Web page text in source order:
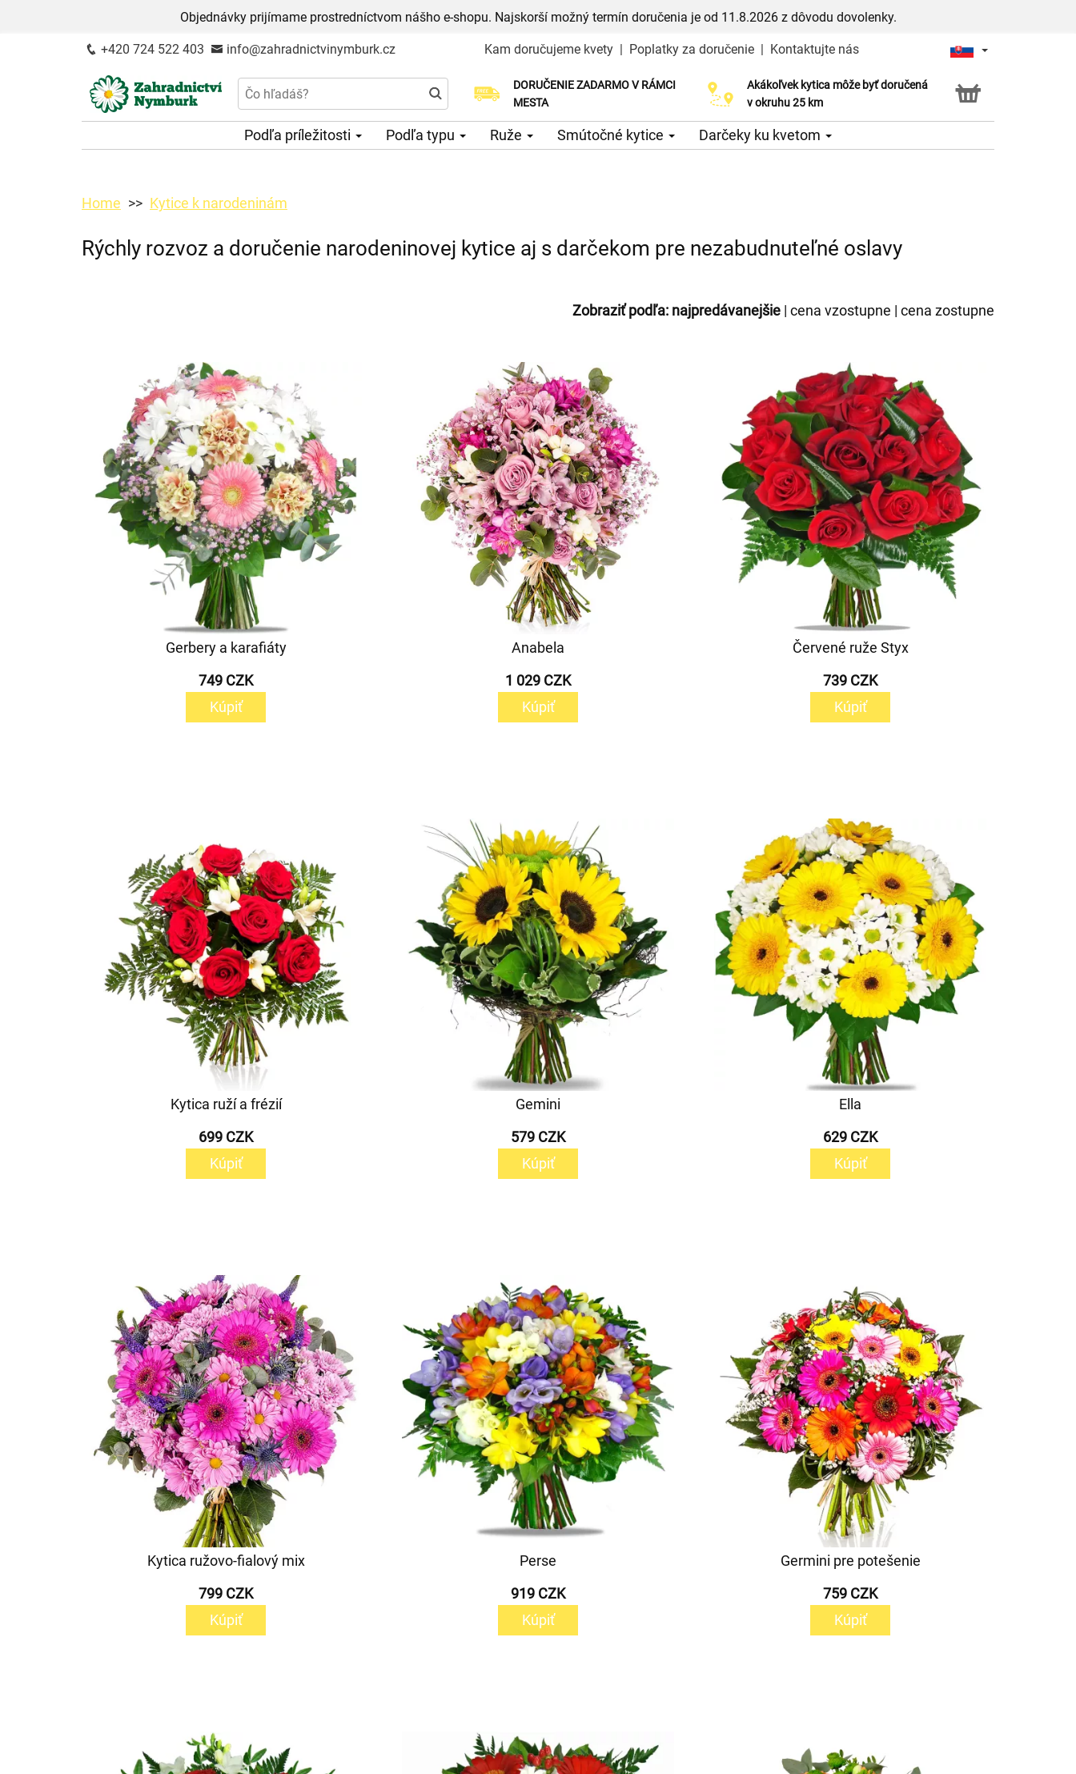
Objednávky prijímame prostredníctvom nášho e-shopu. Najskorší možný termín doručenia je od 11.8.2026 z dôvodu dovolenky.
+420 724 522 403 info@zahradnictvinymburk.cz Kam doručujeme kvety | Poplatky za doručenie | Kontaktujte nás
DORUČENIE ZADARMO V RÁMCI
MESTA
Akákoľvek kytica môže byť doručená
v okruhu 25 km
Služba Click & Collect
Podľa príležitosti Podľa typu Ruže Smútočné kytice Darčeky ku kvetom
Home Kytice k narodeninám
Rýchly rozvoz a doručenie narodeninovej kytice aj s darčekom pre nezabudnuteľné oslavy
Zobraziť podľa: najpredávanejšie | cena vzostupne | cena zostupne
Gerbery a karafiáty
749 CZK
Kúpiť
Anabela
1 029 CZK
Kúpiť
Červené ruže Styx
739 CZK
Kúpiť
Kytica ruží a frézií
699 CZK
Kúpiť
Gemini
579 CZK
Kúpiť
Ella
629 CZK
Kúpiť
Kytica ružovo-fialový mix
799 CZK
Kúpiť
Perse
919 CZK
Kúpiť
Germini pre potešenie
759 CZK
Kúpiť